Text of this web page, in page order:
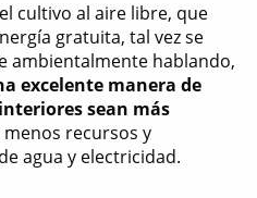
cultivo al aire libre, que
gratuita, tal vez se
ambientalmente hablando,
excelente manera de
sean más
recursos y
agua y electricidad.